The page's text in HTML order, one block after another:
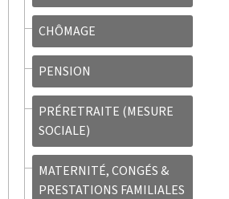
CHÔMAGE
PENSION
PRÉRETRAITE (MESURE
SOCIALE)
MATERNITÉ, CONGÉS &
PRESTATIONS FAMILIALES